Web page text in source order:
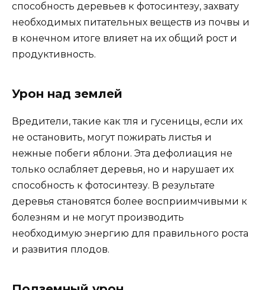
способность деревьев к фотосинтезу, захвату
необходимых питательных веществ из почвы и
в конечном итоге влияет на их общий рост и
продуктивность.
Урон над землей
Вредители, такие как тля и гусеницы, если их
не остановить, могут пожирать листья и
нежные побеги яблони. Эта дефолиация не
только ослабляет деревья, но и нарушает их
способность к фотосинтезу. В результате
деревья становятся более восприимчивыми к
болезням и не могут производить
необходимую энергию для правильного роста
и развития плодов.